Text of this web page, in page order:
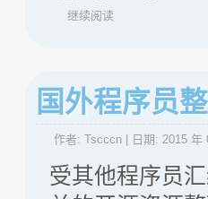
继续阅读
国外程序员
作者: Tscccn | 日期: 2015 年
受其他程序员